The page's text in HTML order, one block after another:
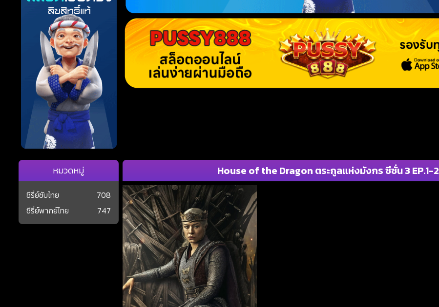
House of the Dragon ตระกูลแห่งมังกร ซีซั่น 3 EP.1-2
หมวดหมู่
ซีรี่ย์ซับไทย
708
ซีรี่ย์พากย์ไทย
747